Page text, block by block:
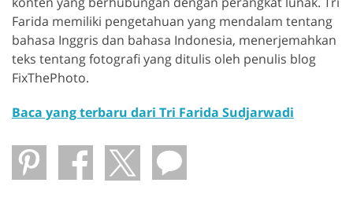
Farida memiliki pengetahuan yang mendalam tentang
bahasa Inggris dan bahasa Indonesia, menerjemahkan
teks tentang fotografi yang ditulis oleh penulis blog
FixThePhoto.
Baca yang terbaru dari Tri Farida Sudjarwadi